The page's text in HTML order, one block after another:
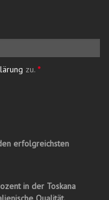
zu. *
erfolgreichsten
in der Toskana